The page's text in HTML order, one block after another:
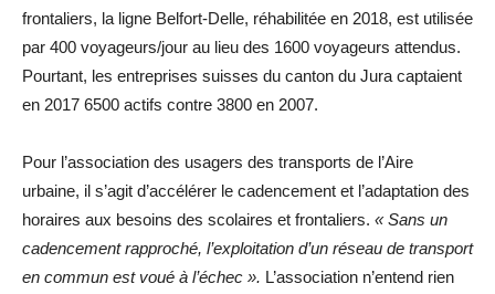
frontaliers, la ligne Belfort-Delle, réhabilitée en 2018, est utilisée
par 400 voyageurs/jour au lieu des 1600 voyageurs attendus.
Pourtant, les entreprises suisses du canton du Jura captaient
en 2017 6500 actifs contre 3800 en 2007.
Pour l’association des usagers des transports de l’Aire
urbaine, il s’agit d’accélérer le cadencement et l’adaptation des
horaires aux besoins des scolaires et frontaliers. « Sans un
cadencement rapproché, l’exploitation d’un réseau de transport
en commun est voué à l’échec ». L’association n’entend rien